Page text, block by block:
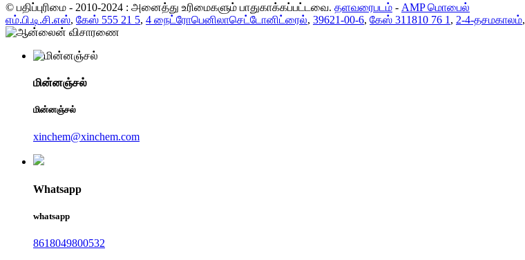
© பதிப்புரிமை - 2010-2024 : அனைத்து உரிமைகளும் பாதுகாக்கப்பட்டவை. தளவரைபடம் - AMP மொபைல்
எம்.பி.டி.சி.எஸ், கேஸ் 555 21 5, 4 நைட்ரோபெனிலாசெட்டோனிட்ரைல், 39621-00-6, கேஸ் 311810 76 1 , 2-4-தசமகாலம்,
மின்னஞ்சல்
மின்னஞ்சல்
xinchem@xinchem.com
Whatsapp
whatsapp
8618049800532